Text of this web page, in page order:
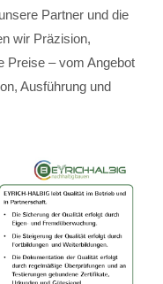
Partner und die
wir Präzision,
Preise – vom Angebot
Ausführung und